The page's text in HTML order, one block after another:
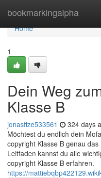
bookmarkingalpha
Home
Home
1
Dein Weg
Klasse B
jonasffze533561 324 days
Möchtest du endlich dein
copyright Klasse B genau
Leitfaden kannst du alle
copyright Klasse B erfahren.
https://